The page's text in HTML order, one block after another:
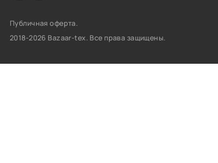
Публичная оферта.
2018-2026 Bazaar-tex. Все права защищены.